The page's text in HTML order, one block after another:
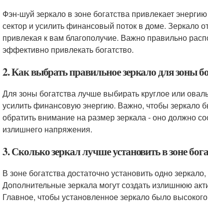
Фэн-шуй зеркало в зоне богатства привлекает
сектор и усилить финансовый поток в доме. Зеркало
привлекая к вам благополучие. Важно правильно
эффективно привлекать богатство.
2. Как выбрать правильное зеркало для зоны
Для зоны богатства лучше выбирать круглое или
усилить финансовую энергию. Важно, чтобы зеркало
обратить внимание на размер зеркала - оно должно
излишнего напряжения.
3. Сколько зеркал лучше установить в зоне
В зоне богатства достаточно установить одно
Дополнительные зеркала могут создать излишнюю
Главное, чтобы установленное зеркало было